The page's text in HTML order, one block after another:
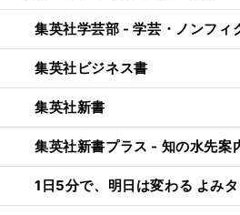
集英社学芸部 - 学芸・ノンフィ
集英社ビジネス書
集英社新書
集英社新書プラス - 知の水先案
1日5分で、明日は変わる よみ